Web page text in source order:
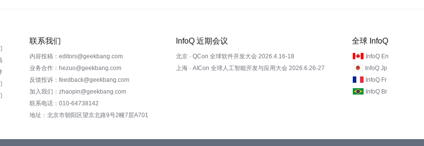
联系我们
内容投稿：editors@geekbang.com
业务合作：hezuo@geekbang.com
反馈投诉：feedback@geekbang.com
加入我们：zhaopin@geekbang.com
联系电话：010-64738142
地址：北京市朝阳区望京北路9号2幢7层A701
InfoQ 近期会议
北京 · QCon 全球软件开发大会 2026.4.16-18
上海 · AICon 全球人工智能开发与应用大会 2026.6.26-27
全球 InfoQ
InfoQ En
InfoQ Jp
InfoQ Fr
InfoQ Br